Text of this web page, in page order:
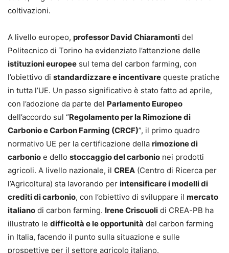
coltivazioni.
A livello europeo, professor David Chiaramonti del
Politecnico di Torino ha evidenziato l’attenzione delle
istituzioni europee sul tema del carbon farming, con
l’obiettivo di standardizzare e incentivare queste pratiche
in tutta l’UE. Un passo significativo è stato fatto ad aprile,
con l’adozione da parte del Parlamento Europeo
dell’accordo sul “Regolamento per la Rimozione di
Carbonio e Carbon Farming (CRCF)”, il primo quadro
normativo UE per la certificazione della rimozione di
carbonio e dello stoccaggio del carbonio nei prodotti
agricoli. A livello nazionale, il CREA (Centro di Ricerca per
l’Agricoltura) sta lavorando per intensificare i modelli di
crediti di carbonio, con l’obiettivo di sviluppare il mercato
italiano di carbon farming. Irene Criscuoli di CREA-PB ha
illustrato le difficoltà e le opportunità del carbon farming
in Italia, facendo il punto sulla situazione e sulle
prospettive per il settore agricolo italiano.